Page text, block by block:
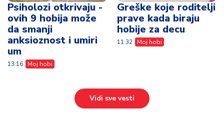
Psiholozi otkrivaju -
ovih 9 hobija može
da smanji
anksioznost i umiri
um
13:16 Moj hobi
Greške koje roditelji
prave kada biraju
hobije za decu
11:32 Moj hobi
Vidi sve vesti